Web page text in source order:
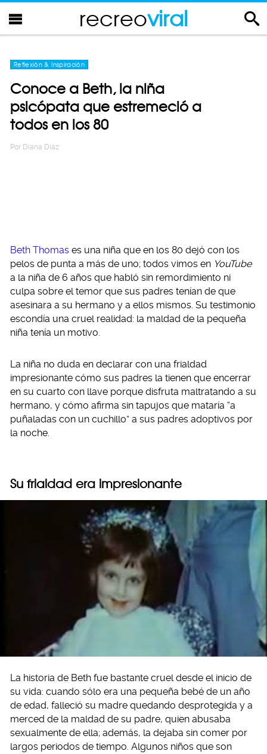
recreoviral
Reflexión & Inspiración
Conoce a Beth, la niña
psicópata que estremeció a
todos en los 80
Por Diana Diaz
Beth Thomas es una niña que en los 80 dejó con los
pelos de punta a más de uno; todos vimos en YouTube
a la niña de 6 años que habló sin remordimiento ni
culpa sobre el temor que sus padres tenían de que
asesinara a su hermano y a ellos mismos. Su testimonio
escondía una cruel realidad: la maldad de la pequeña
niña tenía un motivo.
La niña no duda en declarar con una frialdad
impresionante cómo sus padres la tienen que encerrar
en su cuarto con llave porque disfruta maltratando a su
hermano, y cómo afirma sin tapujos que mataría “a
puñaladas con un cuchillo” a sus padres adoptivos por
la noche.
Su frialdad era impresionante
La historia de Beth fue bastante cruel desde el inicio de
su vida: cuando sólo era una pequeña bebé de un año
de edad, falleció su madre quedando desprotegida y a
merced de la maldad de su padre, quien abusaba
sexualmente de ella; además, la dejaba sin comer por
largos periodos de tiempo. Algunos niños que son